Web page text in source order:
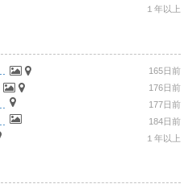
１年以上
165日前
176日前
177日前
184日前
１年以上